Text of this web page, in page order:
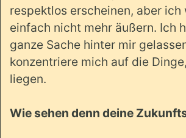
respektlos erscheinen, aber
einfach nicht mehr äußern. Ich
ganze Sache hinter mir
konzentriere mich auf die
liegen.
Wie sehen denn deine